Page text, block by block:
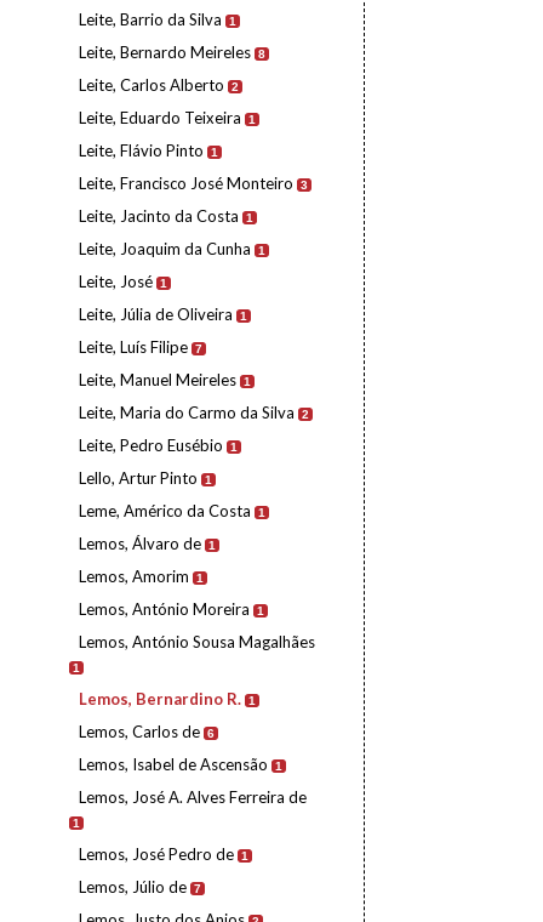
Leite, Barrio da Silva 1
Leite, Bernardo Meireles 8
Leite, Carlos Alberto 2
Leite, Eduardo Teixeira 1
Leite, Flávio Pinto 1
Leite, Francisco José Monteiro 3
Leite, Jacinto da Costa 1
Leite, Joaquim da Cunha 1
Leite, José 1
Leite, Júlia de Oliveira 1
Leite, Luís Filipe 7
Leite, Manuel Meireles 1
Leite, Maria do Carmo da Silva 2
Leite, Pedro Eusébio 1
Lello, Artur Pinto 1
Leme, Américo da Costa 1
Lemos, Álvaro de 1
Lemos, Amorim 1
Lemos, António Moreira 1
Lemos, António Sousa Magalhães
1
Lemos, Bernardino R. 1
Lemos, Carlos de 6
Lemos, Isabel de Ascensão 1
Lemos, José A. Alves Ferreira de
1
Lemos, José Pedro de 1
Lemos, Júlio de 7